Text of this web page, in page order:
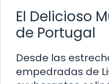
El Delicioso
de Portugal
Desde las
empedradas de